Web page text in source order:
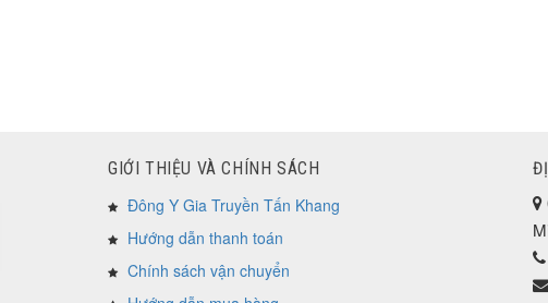
GIỚI THIỆU VÀ CHÍNH SÁCH
Đông Y Gia Truyền Tấn Khang
Hướng dẫn thanh toán
Chính sách vận chuyển